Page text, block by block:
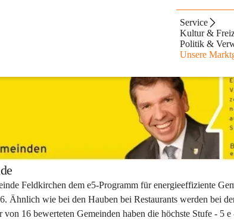
Service
Kultur &
Politik &
Unsere
Feldkirchen dem e5-Programm für energieeffiziente
Ähnlich wie bei den Hauben bei Restaurants werden bei
16 bewerteten Gemeinden haben die höchste Stufe - 5